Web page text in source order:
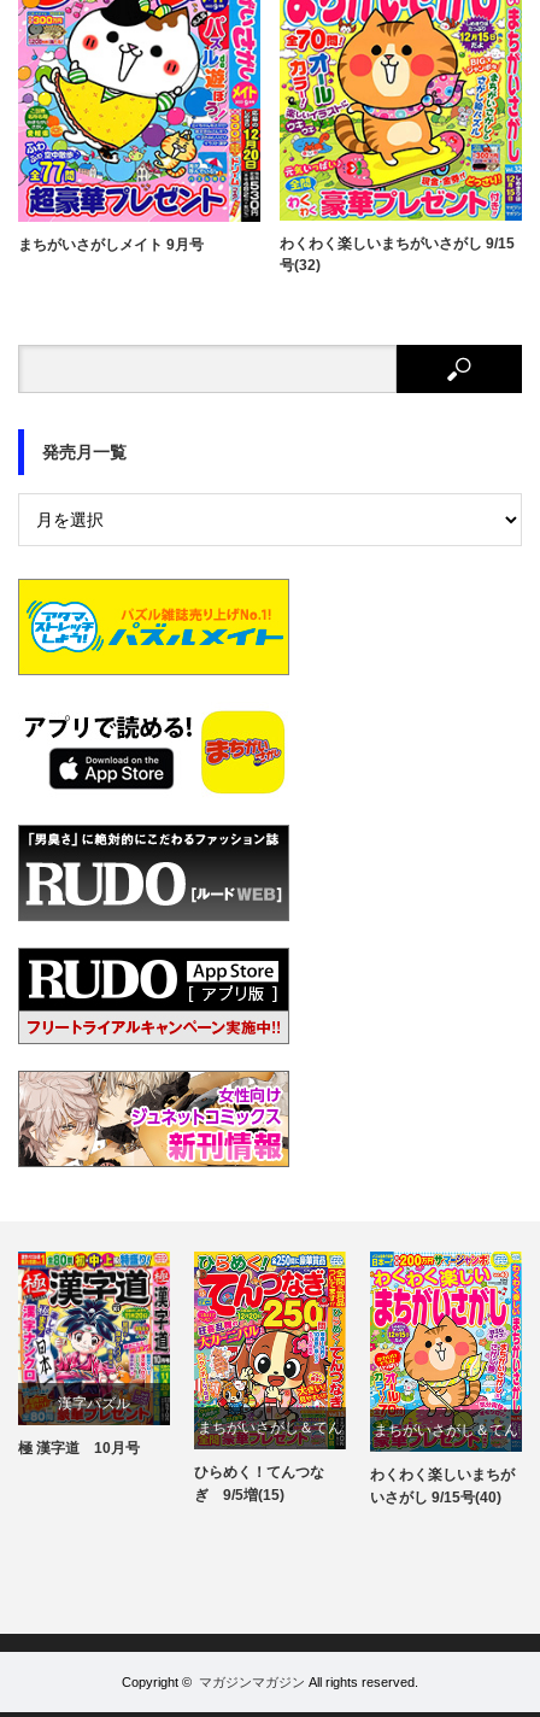
まちがいさがしメイト 9月号
わくわく楽しいまちがいさがし 9/15
号(32)
発売月一覧
漢字パズル
パズル
極 漢字道 10月号
まちがいさがし＆てん
つなぎ
パズル
ひらめく！てんつな
ぎ 9/5増(15)
まちがいさがし＆てん
つなぎ
パズル
わくわく楽しいまちが
いさがし 9/15号(40)
Copyright © マガジンマガジン All rights reserved.